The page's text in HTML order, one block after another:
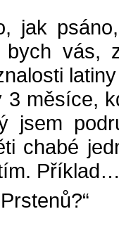
jak
vás,
měsíce,
jsem
chabé